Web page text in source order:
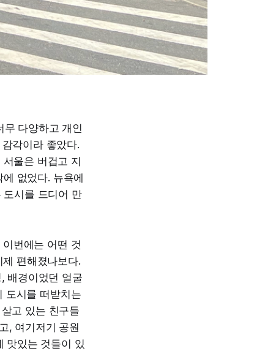
다양하고 개인
각이라 좋았다.
울은 버겁고 지
없었다. 뉴욕에
도시를 드디어 만
번에는 어떤 것
편해졌나보다.
배경이었던 얼굴
도시를 떠받치는
고 있는 친구들
, 여기저기 공원
맛있는 것들이 있